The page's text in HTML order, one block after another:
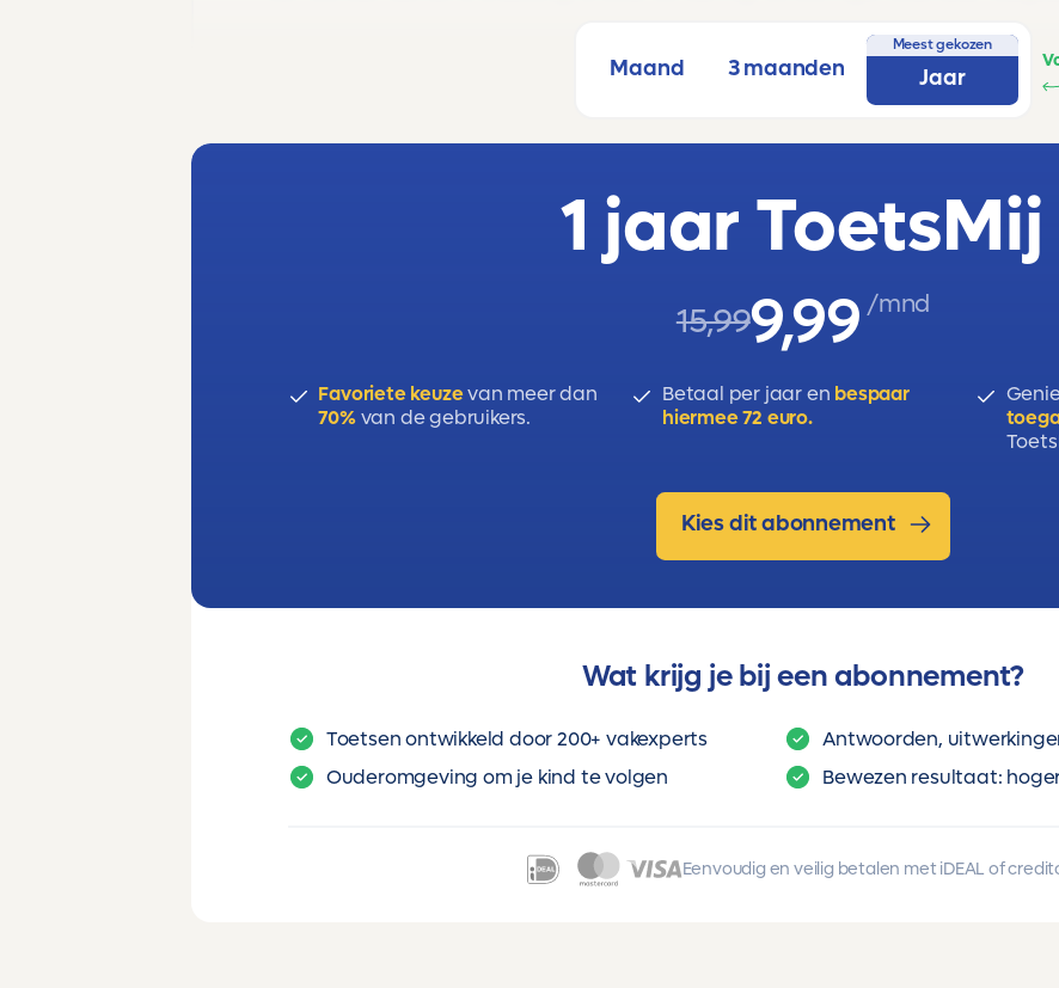
Maand 3 maanden
Meest gekozen
Jaar
1 jaar ToetsMij
15,999,99 /mnd
Favoriete keuzevan meer dan
70%van de gebruikers.
Betaal per jaar en bespaar
hiermee 72 euro.
Kies dit abonnement
Wat krijg je bij een abonnement?
Toetsen ontwikkeld door 200+ vakexperts
Antwoorden,
Ouderomgeving om je kind te volgen
Bewezen resultaat:
Eenvoudig en veilig betalen met iDEAL of